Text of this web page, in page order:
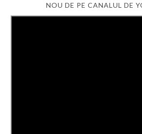
NOU DE PE CANALUL DE